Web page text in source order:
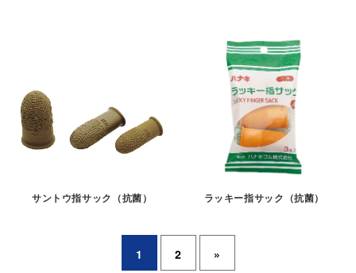
サントウ指サック（抗菌） ラッキー指サック（抗菌）
1 2 »